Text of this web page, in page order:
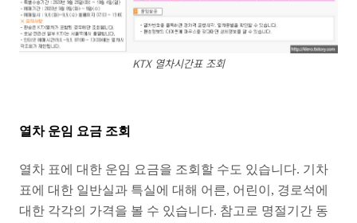
KTX 열차시간표 조회
열차 운임 요금 조회
열차 표에 대한 운임 요금을 조회할 수도 있습니다. 기차
표에 대한 일반실과 특실에 대해 어른, 어린이, 경로석에
대한 각각의 가격을 볼 수 있습니다. 참고로 명절기간 동